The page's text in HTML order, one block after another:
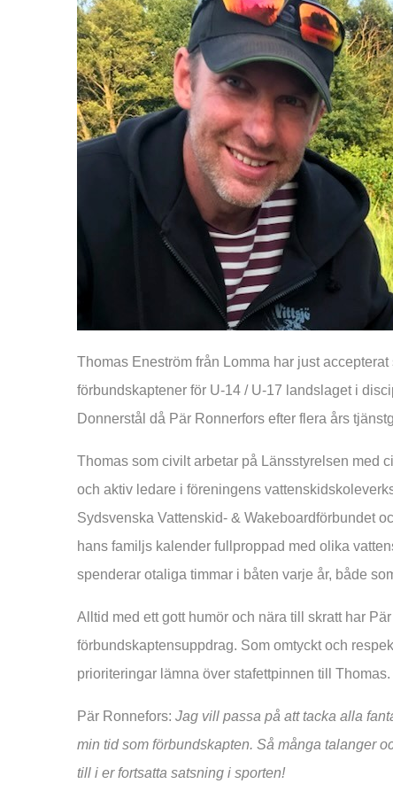
Thomas Eneström från Lomma har just
förbundskaptener för U-14 / U-17 landslaget i
Donnerstål då Pär Ronnerfors efter flera års
Thomas som civilt arbetar på Länsstyrelsen med
och aktiv ledare i föreningens
Sydsvenska Vattenskid- & Wakeboardförbundet
hans familjs kalender fullproppad med olika
spenderar otaliga timmar i båten varje år, både
Alltid med ett gott humör och nära till skratt har
förbundskaptensuppdrag. Som omtyckt och
prioriteringar lämna över stafettpinnen till
Pär Ronnefors: Jag vill passa på att tacka alla
min tid som förbundskapten. Så många talanger
till i er fortsatta satsning i sporten!